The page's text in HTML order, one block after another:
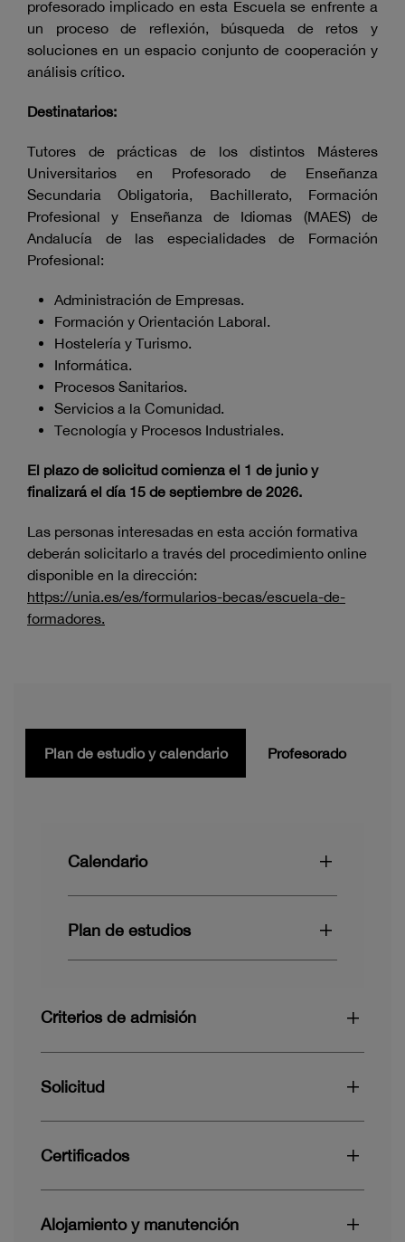
profesorado implicado en esta Escuela se enfrente a
un proceso de reflexión, búsqueda de retos y
soluciones en un espacio conjunto de cooperación y
análisis crítico.
Destinatarios:
Tutores de prácticas de los distintos Másteres
Universitarios en Profesorado de Enseñanza
Secundaria Obligatoria, Bachillerato, Formación
Profesional y Enseñanza de Idiomas (MAES) de
Andalucía de las especialidades de Formación
Profesional:
Administración de Empresas.
Formación y Orientación Laboral.
Hostelería y Turismo.
Informática.
Procesos Sanitarios.
Servicios a la Comunidad.
Tecnología y Procesos Industriales.
El plazo de solicitud comienza el 1 de junio y
finalizará el día 15 de septiembre de 2026.
Las personas interesadas en esta acción formativa
deberán solicitarlo a través del procedimiento online
disponible en la dirección:
https://unia.es/es/formularios-becas/escuela-de-
formadores.
Plan de estudio y calendario Profesorado
Calendario
Plan de estudios
Criterios de admisión
Solicitud
Certificados
Alojamiento y manutención